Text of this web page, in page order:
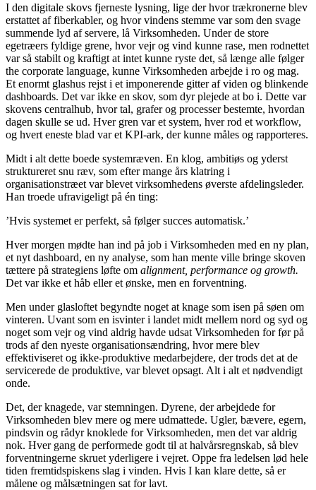
I den digitale skovs fjerneste lysning, lige der hvor trækronerne blev
erstattet af fiberkabler, og hvor vindens stemme var som den svage
summende lyd af servere, lå Virksomheden. Under de store
egetræers fyldige grene, hvor vejr og vind kunne rase, men rodnettet
var så stabilt og kraftigt at intet kunne ryste det, så længe alle følger
the corporate language, kunne Virksomheden arbejde i ro og mag.
Et enormt glashus rejst i et imponerende gitter af viden og blinkende
dashboards. Det var ikke en skov, som dyr plejede at bo i. Dette var
skovens centralhub, hvor tal, grafer og processer bestemte, hvordan
dagen skulle se ud. Hver gren var et system, hver rod et workflow,
og hvert eneste blad var et KPI-ark, der kunne måles og rapporteres.
Midt i alt dette boede systemræven. En klog, ambitiøs og yderst
struktureret snu ræv, som efter mange års klatring i
organisationstræet var blevet virksomhedens øverste afdelingsleder.
Han troede ufravigeligt på én ting:
’Hvis systemet er perfekt, så følger succes automatisk.’
Hver morgen mødte han ind på job i Virksomheden med en ny plan,
et nyt dashboard, en ny analyse, som han mente ville bringe skoven
tættere på strategiens løfte om alignment, performance og growth.
Det var ikke et håb eller et ønske, men en forventning.
Men under glasloftet begyndte noget at knage som isen på søen om
vinteren. Uvant som en isvinter i landet midt mellem nord og syd og
noget som vejr og vind aldrig havde udsat Virksomheden for før på
trods af den nyeste organisationsændring, hvor mere blev
effektiviseret og ikke-produktive medarbejdere, der trods det at de
servicerede de produktive, var blevet opsagt. Alt i alt et nødvendigt
onde.
Det, der knagede, var stemningen. Dyrene, der arbejdede for
Virksomheden blev mere og mere udmattede. Ugler, bævere, egern,
pindsvin og rådyr knoklede for Virksomheden, men det var aldrig
nok. Hver gang de performede godt til at halvårsregnskab, så blev
forventningerne skruet yderligere i vejret. Oppe fra ledelsen lød hele
tiden fremtidspiskens slag i vinden. Hvis I kan klare dette, så er
målene og målsætningen sat for lavt.